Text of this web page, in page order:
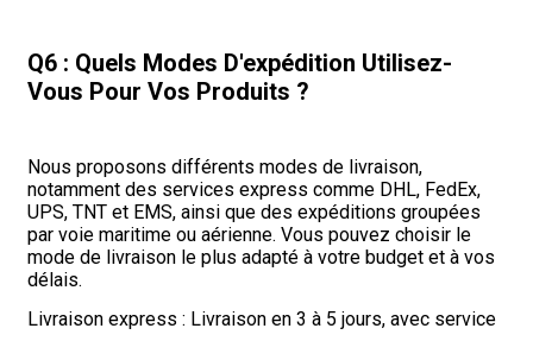
Q6 : Quels Modes D'expédition Utilisez-
Vous Pour Vos Produits ?
Nous proposons différents modes de livraison,
notamment des services express comme DHL, FedEx,
UPS, TNT et EMS, ainsi que des expéditions groupées
par voie maritime ou aérienne. Vous pouvez choisir le
mode de livraison le plus adapté à votre budget et à vos
délais.
Livraison express : Livraison en 3 à 5 jours, avec service